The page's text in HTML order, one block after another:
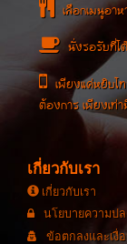
เลือกเมนูอา
นั่งรอรับที่โ
เพียงแค่หยิบโ
ต้องการ เพียงเท่
เกี่ยวกับเรา
เกี่ยวกับเรา
นโยบายความป
ข้อตกลงและเงื่